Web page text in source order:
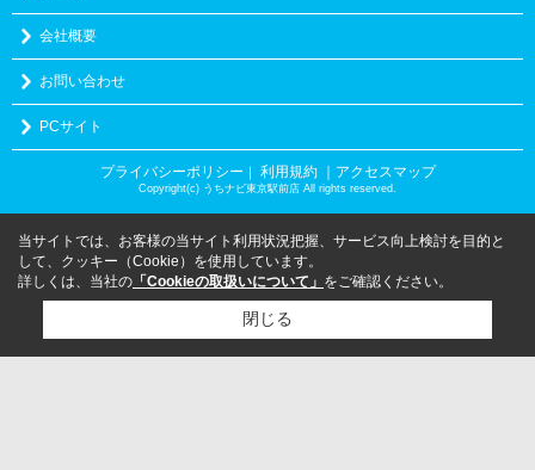
会社概要
お問い合わせ
PCサイト
プライバシーポリシー 利用規約 ｜アクセスマップ
Copyright(c) うちナビ東京駅前店 All rights reserved.
当サイトでは、お客様の当サイト利用状況把握、サービス向上検討を目的と
して、クッキー（Cookie）を使用しています。
詳しくは、当社の 「Cookieの取扱いについて」 をご確認ください。
閉じる